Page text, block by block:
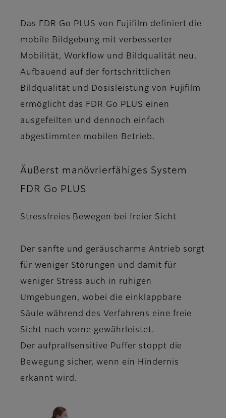
Das FDR Go PLUS von Fujifilm definiert die
mobile Bildgebung mit verbesserter
Mobilität, Workflow und Bildqualität neu.
Aufbauend auf der fortschrittlichen
Bildqualität und Dosisleistung von Fujifilm
ermöglicht das FDR Go PLUS einen
ausgefeilten und dennoch einfach
abgestimmten mobilen Betrieb.
Äußerst manövrierfähiges System
FDR Go PLUS
Stressfreies Bewegen bei freier Sicht
Der sanfte und geräuscharme Antrieb sorgt
für weniger Störungen und damit für
weniger Stress auch in ruhigen
Umgebungen, wobei die einklappbare
Säule während des Verfahrens eine freie
Sicht nach vorne gewährleistet.
Der aufprallsensitive Puffer stoppt die
Bewegung sicher, wenn ein Hindernis
erkannt wird.